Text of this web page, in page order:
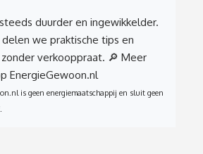
duurder en ingewikkelder.
we praktische tips en
verkooppraat. 🔎 Meer
EnergieGewoon.nl
is geen energiemaatschappij en sluit geen